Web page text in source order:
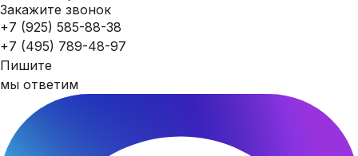
Закажите звонок
+7 (925) 585-88-38
+7 (495) 789-48-97
Пишите
мы ответим